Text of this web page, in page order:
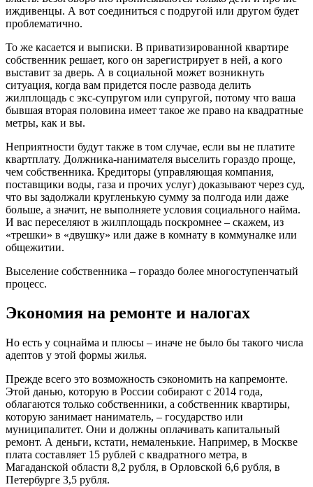
иждивенцы. А вот соединиться с подругой или другом будет
проблематично.
То же касается и выписки. В приватизированной квартире
собственник решает, кого он зарегистрирует в ней, а кого
выставит за дверь. А в социальной может возникнуть
ситуация, когда вам придется после развода делить
жилплощадь с экс-супругом или супругой, потому что ваша
бывшая вторая половина имеет такое же право на квадратные
метры, как и вы.
Неприятности будут также в том случае, если вы не платите
квартплату. Должника-нанимателя выселить гораздо проще,
чем собственника. Кредиторы (управляющая компания,
поставщики воды, газа и прочих услуг) доказывают через суд,
что вы задолжали кругленькую сумму за полгода или даже
больше, а значит, не выполняете условия социального найма.
И вас переселяют в жилплощадь поскромнее – скажем, из
«трешки» в «двушку» или даже в комнату в коммуналке или
общежитии.
Выселение собственника – гораздо более многоступенчатый
процесс.
Экономия на ремонте и налогах
Но есть у соцнайма и плюсы – иначе не было бы такого числа
адептов у этой формы жилья.
Прежде всего это возможность сэкономить на капремонте.
Этой данью, которую в России собирают с 2014 года,
облагаются только собственники, а собственник квартиры,
которую занимает наниматель, – государство или
муниципалитет. Они и должны оплачивать капитальный
ремонт. А деньги, кстати, немаленькие. Например, в Москве
плата составляет 15 рублей с квадратного метра, в
Магаданской области 8,2 рубля, в Орловской 6,6 рубля, в
Петербурге 3,5 рубля.